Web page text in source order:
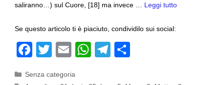
saliranno…) sul Cuore, [18] ma invece … Leggi tutto
Se questo articolo ti è piaciuto, condividilo sui social:
F
c
T
tt
E
ail
W
at
T
e
n
Categorie
Senza categoria